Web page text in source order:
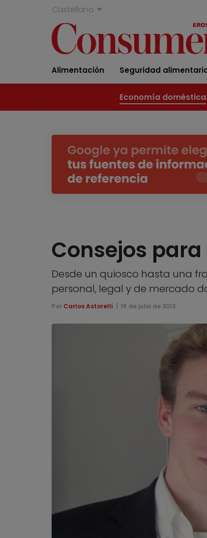
Castellano
Alimentación Seguridad
Economía doméstica
Consejos
Desde un quiosco hasta una
personal, legal y de mercado
Por Carlos Astorelli 16 de julio de 2012